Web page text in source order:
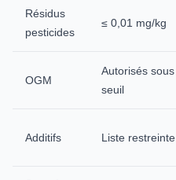
Résidus
pesticides
≤ 0,01 mg/kg
OGM
Autorisés sous
seuil
Additifs Liste restreinte